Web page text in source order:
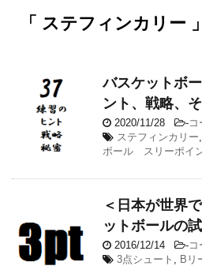
「 ステフィンカリー
バスケットボ
ント、戦略、
2020/11/28 -コ
ステフィンカリー,
ボール スリーポイ
＜日本が世界
ットボールの
2016/12/14 -コ
3点シュート , Bリ